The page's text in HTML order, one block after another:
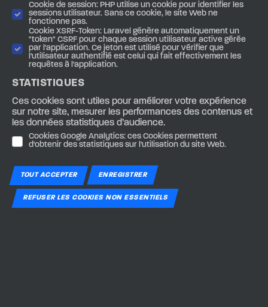
Cookie de session: PHP utilise un cookie pour identifier les
sessions utilisateur. Sans ce cookie, le site Web ne
fonctionne pas.
Cookie XSRF-Token: Laravel génère automatiquement un
"token" CSRF pour chaque session utilisateur active gérée
par l'application. Ce jeton est utilisé pour vérifier que
l'utilisateur authentifié est celui qui fait effectivement les
requêtes à l'application.
STATISTIQUES
Ces cookies sont utiles pour améliorer votre expérience
sur notre site, mesurer les performances des contenus et
les données statistiques d’audience.
Cookies Google Analytics: ces Cookies permettent
d'obtenir des statistiques sur l'utilisation du site Web.
TOUT ACCEPTER ENREGISTRER
REFUSER LES COOKIES NON ESSENTIELS